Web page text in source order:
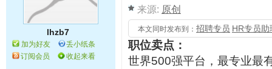
lhzb7
加为好友
丢小纸条
订阅会员
收起来看
来源: 原创
本文同时发布到： 招聘专员 HR专员助
职位卖点：
世界500强平台，最专业最